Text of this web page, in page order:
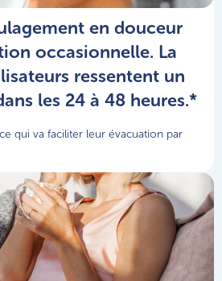
en douceur
occasionnelle. La
ressentent un
les 24 à 48 heures.*
qui va faciliter leur évacuation par